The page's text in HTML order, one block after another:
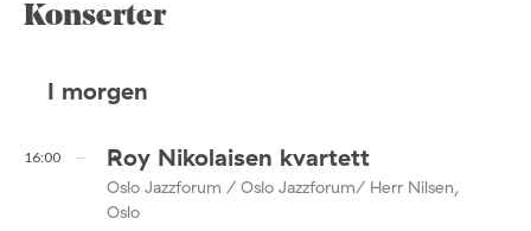
Konserter
I morgen
16:00 Roy Nikolaisen kvartett
Oslo Jazzforum / Oslo Jazzforum/ Herr Nilsen,
Oslo